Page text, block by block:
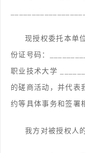
现授权委托本单
份证号码：
职业技术大学
的磋商活动，并代表
约等具体事务和签署
我方对被授权人